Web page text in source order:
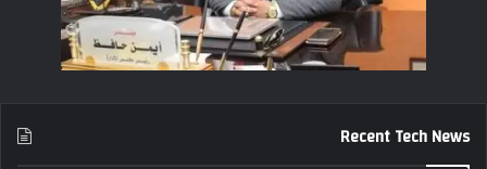
Recent Tech News